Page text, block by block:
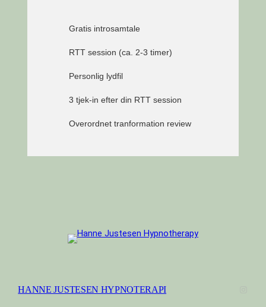
Gratis introsamtale
RTT session (ca. 2-3 timer)
Personlig lydfil
3 tjek-in efter din RTT session
Overordnet tranformation review
HANNE JUSTESEN HYPNOTERAPI